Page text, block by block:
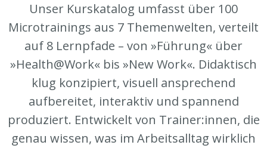
Unser Kurskatalog umfasst über 100
Microtrainings aus 7 Themenwelten, verteilt
auf 8 Lernpfade – von »Führung« über
»Health@Work« bis »New Work«. Didaktisch
klug konzipiert, visuell ansprechend
aufbereitet, interaktiv und spannend
produziert. Entwickelt von Trainer:innen, die
genau wissen, was im Arbeitsalltag wirklich